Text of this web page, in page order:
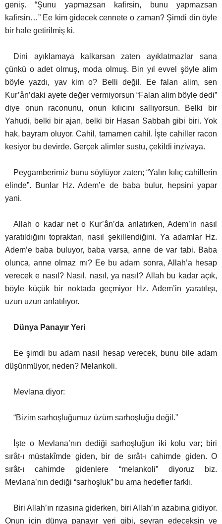
geniş. “Şunu yapmazsan kafirsin, bunu yapmazsan
kafirsin…” Ee kim gidecek cennete o zaman? Şimdi din öyle
bir hale getirilmiş ki.
Dini ayıklamaya kalkarsan zaten ayıklatmazlar sana
çünkü o adet olmuş, moda olmuş. Bin yıl evvel şöyle alim
böyle yazdı, yav kim o? Belli değil. Ee falan alim, sen
Kur’ân’daki ayete değer vermiyorsun “Falan alim böyle dedi”
diye onun raconunu, onun kılıcını sallıyorsun.
Belki bir
Yahudi, belki bir ajan, belki bir Hasan Sabbah gibi biri. Yok
hak, bayram oluyor. Cahil, tamamen cahil. İşte cahiller racon
kesiyor bu devirde. Gerçek alimler sustu, çekildi inzivaya.
Peygamberimiz bunu söylüyor zaten; “Yalın kılıç cahillerin
elinde”. Bunlar Hz. Adem’e de baba bulur, hepsini yapar
yani.
Allah o kadar net o Kur’ân’da anlatırken, Adem’in nasıl
yaratıldığını topraktan, nasıl şekillendiğini. Ya adamlar Hz.
Adem’e baba buluyor, baba varsa, anne de var tabi. Baba
olunca, anne olmaz mı? Ee bu adam sonra, Allah’a hesap
verecek e nasıl? Nasıl, nasıl, ya nasıl? Allah bu kadar açık,
böyle küçük bir noktada geçmiyor Hz. Adem’in yaratılışı,
uzun uzun anlatılıyor.
Dünya Panayır Yeri
Ee şimdi bu adam nasıl hesap verecek, bunu bile adam
düşünmüyor, neden? Melankoli.
Mevlana diyor:
“Bizim sarhoşluğumuz üzüm sarhoşluğu değil.”
İşte o Mevlana’nın dediği sarhoşluğun iki kolu var; biri
sırât-ı müstakîmde giden, bir de sırât-ı cahimde giden. O
sırât-ı cahimde gidenlere “melankoli” diyoruz biz.
Mevlana’nın dediği “sarhoşluk” bu ama hedefler farklı.
Biri Allah’ın rızasına giderken, biri Allah’ın azabına gidiyor.
Onun için dünya panayır yeri gibi, seyran edeceksin ve